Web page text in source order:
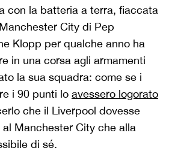
con la batteria a terra, fiaccata
Manchester City di Pep
Klopp per qualche anno ha
in una corsa agli armamenti
la sua squadra: come se i
i 90 punti lo avessero logorato
che il Liverpool dovesse
Manchester City che alla
di sé.